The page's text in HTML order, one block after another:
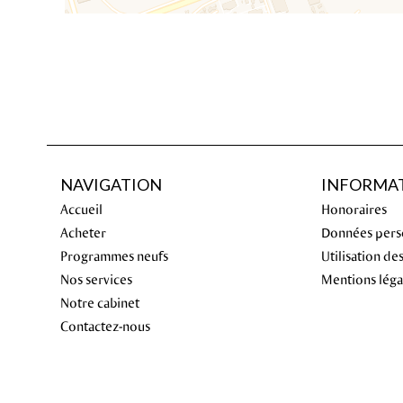
NAVIGATION
Accueil
Acheter
Programmes neufs
Nos services
Notre cabinet
Contactez-nous
Honoraires
Données
Utilisation
Mentions